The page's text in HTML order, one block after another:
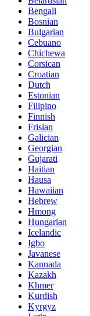
Bengali
Bosnian
Bulgarian
Cebuano
Chichewa
Corsican
Croatian
Dutch
Estonian
Filipino
Finnish
Frisian
Galician
Georgian
Gujarati
Haitian
Hausa
Hawaiian
Hebrew
Hmong
Hungarian
Icelandic
Igbo
Javanese
Kannada
Kazakh
Khmer
Kurdish
Kyrgyz